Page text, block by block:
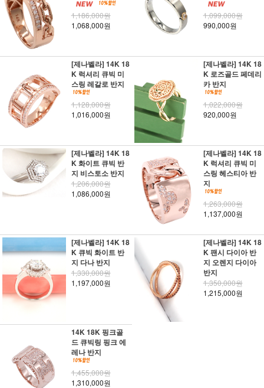
1,186,000원
1,068,000원
1,099,000원
990,000원
[제나벨라] 14K 18
K 럭셔리 큐빅 미
스링 레갈로 반지
1,128,000원
1,016,000원
[제나벨라] 14K 18
K 로즈골드 페데리
카 반지
1,022,000원
920,000원
[제나벨라] 14K 18
K 화이트 큐빅 반
지 비스토소 반지
1,206,000원
1,086,000원
[제나벨라] 14K 18
K 럭셔리 큐빅 미
스링 헤스티아 반
지
1,263,000원
1,137,000원
[제나벨라] 14K 18
K 큐빅 화이트 반
지 다나 반지
1,330,000원
1,197,000원
[제나벨라] 14K 18
K 팬시 다이아 반
지 오렌지 다이아
반지
1,350,000원
1,215,000원
14K 18K 핑크골
드 큐빅링 핑크 에
레나 반지
1,455,000원
1,310,000원